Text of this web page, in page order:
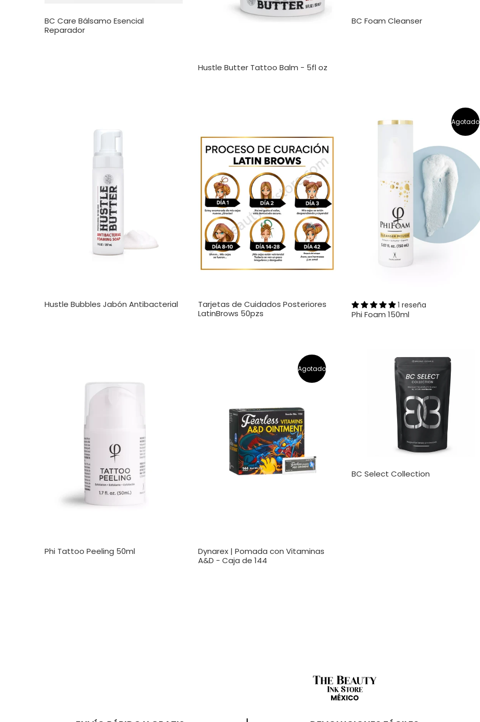
BC Care Bálsamo Esencial
Reparador
Hustle Butter Tattoo Balm - 5fl oz
BC Foam Cleanser
Hustle Bubbles Jabón Antibacterial
Tarjetas de Cuidados Posteriores
LatinBrows 50pzs
Agotado
1 reseña
Phi Foam 150ml
Phi Tattoo Peeling 50ml
Agotado
Dynarex | Pomada con Vitaminas
A&D - Caja de 144
BC Select Collection